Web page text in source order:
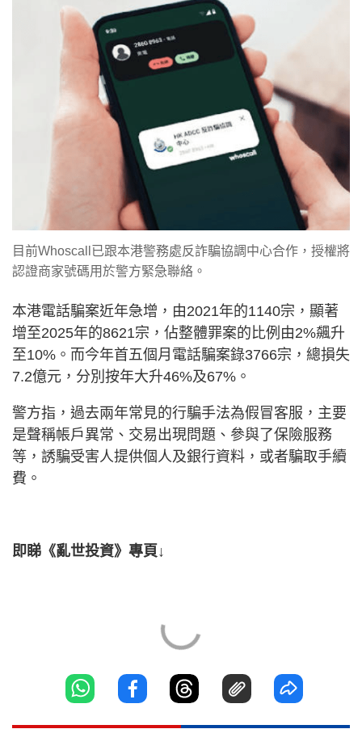
目前Whoscall已跟本港警務處反詐騙協調中心合作，授權將
認證商家號碼用於警方緊急聯絡。
本港電話騙案近年急增，由2021年的1140宗，顯著
增至2025年的8621宗，佔整體罪案的比例由2%飆升
至10%。而今年首五個月電話騙案錄3766宗，總損失
7.2億元，分別按年大升46%及67%。
警方指，過去兩年常見的行騙手法為假冒客服，主要
是聲稱帳戶異常、交易出現問題、參與了保險服務
等，誘騙受害人提供個人及銀行資料，或者騙取手續
費。
即睇《亂世投資》專頁↓